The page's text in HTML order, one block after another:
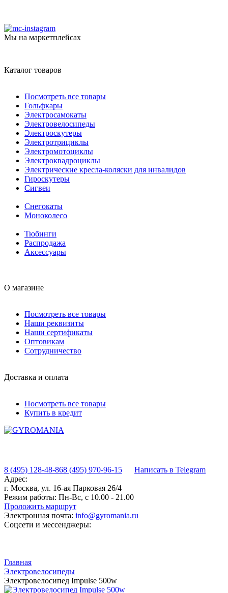
Мы на маркетплейсах
Каталог товаров
Посмотреть все товары
Гольфкары
Электросамокаты
Электровелосипеды
Электроскутеры
Электротрициклы
Электромотоциклы
Электроквадроциклы
Электрические кресла-коляски для инвалидов
Гироскутеры
Сигвеи
Снегокаты
Моноколесо
Тюбинги
Распродажа
Аксессуары
О магазине
Посмотреть все товары
Наши реквизиты
Наши сертификаты
Оптовикам
Сотрудничество
Доставка и оплата
Посмотреть все товары
Купить в кредит
8 (495) 128-48-868 (495) 970-96-15
Написать в Telegram
Адрес:
г. Москва, ул. 16-ая Парковая 26/4
Режим работы: Пн-Вс, с 10.00 - 21.00
Проложить маршрут
Электронная почта: info@gyromania.ru
Соцсети и мессенджеры:
Главная
Электровелосипеды
Электровелосипед Impulse 500w